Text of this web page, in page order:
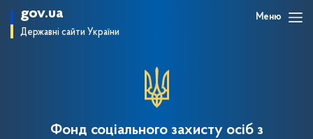
gov.ua
Державні сайти України
Меню
Фонд соціального захисту осіб з